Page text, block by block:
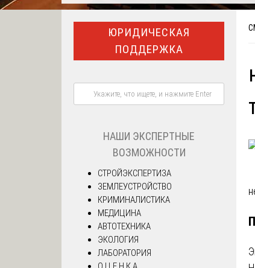
ЮРИДИЧЕСКАЯ
ПОДДЕРЖКА
НАШИ ЭКСПЕРТНЫЕ
ВОЗМОЖНОСТИ
СТРОЙЭКСПЕРТИЗА
ЗЕМЛЕУСТРОЙСТВО
КРИМИНАЛИСТИКА
МЕДИЦИНА
АВТОТЕХНИКА
ЭКОЛОГИЯ
ЛАБОРАТОРИЯ